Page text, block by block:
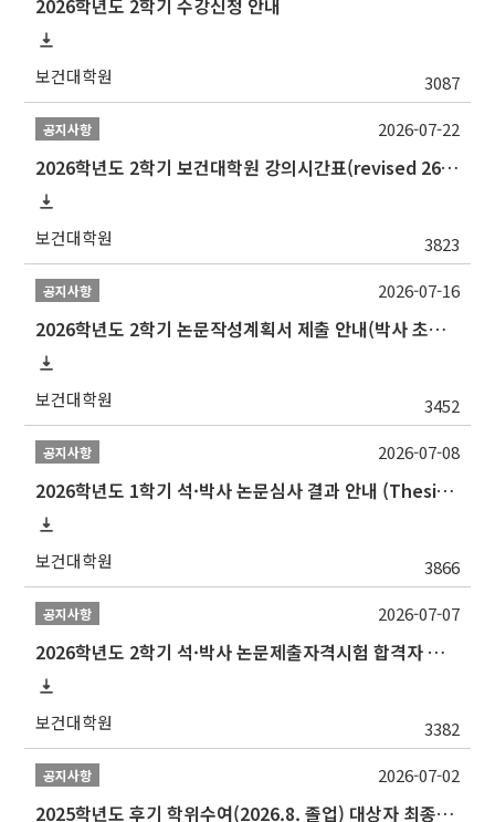
2026학년도 2학기 수강신청 안내
보건대학원 3087
공지사항
2026학년도 2학기 보건대학원 강의시간표(revised 260803)(2026 2nd SEMESTER SNU GSPH TIMETABLE)
보건대학원 3823
2026-07-22
공지사항
2026학년도 2학기 논문작성계획서 제출 안내(박사 초심 일정 포함)_Thesis Proposal
보건대학원 3452
2026-07-16
공지사항
2026학년도 1학기 석·박사 논문심사 결과 안내 (Thesis Defense Result)
보건대학원 3866
2026-07-08
공지사항
2026학년도 2학기 석·박사 논문제출자격시험 합격자 공고(TSQ Exam Result)
보건대학원 3382
2026-07-07
공지사항
2025학년도 후기 학위수여(2026.8. 졸업) 대상자 최종인준 논문 제출 안내
2026-07-02